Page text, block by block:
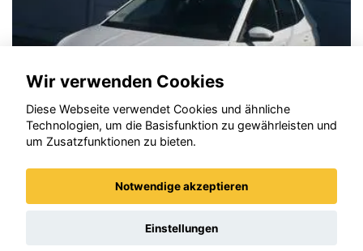
Wir verwenden Cookies
Diese Webseite verwendet Cookies und ähnliche
Technologien, um die Basisfunktion zu gewährleisten und
um Zusatzfunktionen zu bieten.
Notwendige akzeptieren
Einstellungen